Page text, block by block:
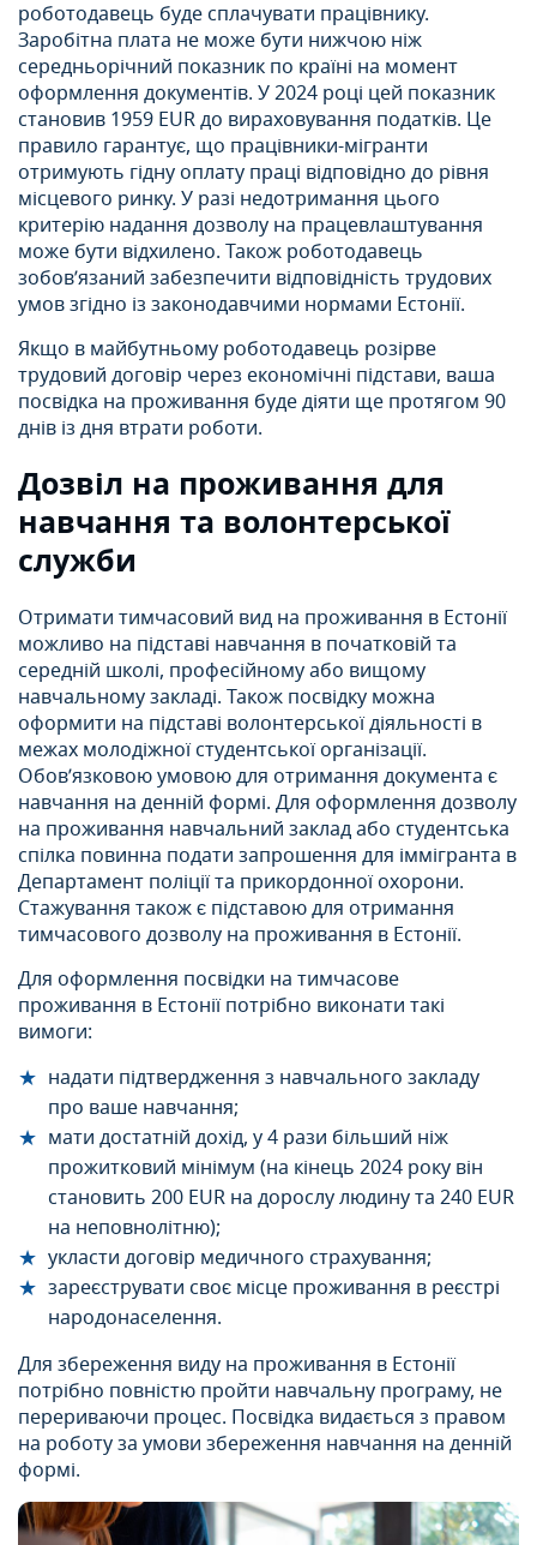
роботодавець буде сплачувати працівнику.
Заробітна плата не може бути нижчою ніж
середньорічний показник по країні на момент
оформлення документів. У 2024 році цей показник
становив 1959 EUR до вираховування податків. Це
правило гарантує, що працівники-мігранти
отримують гідну оплату праці відповідно до рівня
місцевого ринку. У разі недотримання цього
критерію надання дозволу на працевлаштування
може бути відхилено. Також роботодавець
зобов’язаний забезпечити відповідність трудових
умов згідно із законодавчими нормами Естонії.
Якщо в майбутньому роботодавець розірве
трудовий договір через економічні підстави, ваша
посвідка на проживання буде діяти ще протягом 90
днів із дня втрати роботи.
Дозвіл на проживання для
навчання та волонтерської
служби
Отримати тимчасовий вид на проживання в Естонії
можливо на підставі навчання в початковій та
середній школі, професійному або вищому
навчальному закладі. Також посвідку можна
оформити на підставі волонтерської діяльності в
межах молодіжної студентської організації.
Обов’язковою умовою для отримання документа є
навчання на денній формі. Для оформлення дозволу
на проживання навчальний заклад або студентська
спілка повинна подати запрошення для іммігранта в
Департамент поліції та прикордонної охорони.
Стажування також є підставою для отримання
тимчасового дозволу на проживання в Естонії.
Для оформлення посвідки на тимчасове
проживання в Естонії потрібно виконати такі
вимоги:
надати підтвердження з навчального закладу
про ваше навчання;
мати достатній дохід, у 4 рази більший ніж
прожитковий мінімум (на кінець 2024 року він
становить 200 EUR на дорослу людину та 240 EUR
на неповнолітню);
укласти договір медичного страхування;
зареєструвати своє місце проживання в реєстрі
народонаселення.
Для збереження виду на проживання в Естонії
потрібно повністю пройти навчальну програму, не
перериваючи процес. Посвідка видається з правом
на роботу за умови збереження навчання на денній
формі.